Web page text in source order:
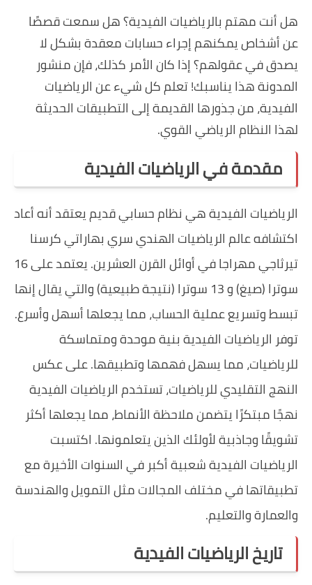
هل أنت مهتم بالرياضيات الفيدية؟ هل سمعت قصصًا
عن أشخاص يمكنهم إجراء حسابات معقدة بشكل لا
يصدق في عقولهم؟ إذا كان الأمر كذلك، فإن منشور
المدونة هذا يناسبك! تعلم كل شيء عن الرياضيات
الفيدية، من جذورها القديمة إلى التطبيقات الحديثة
لهذا النظام الرياضي القوي.
مقدمة في الرياضيات الفيدية
الرياضيات الفيدية هي نظام حسابي قديم يعتقد أنه أعاد
اكتشافه عالم الرياضيات الهندي سري بهاراتي كرسنا
تيرثاجي مهراجا في أوائل القرن العشرين. يعتمد على 16
سوترا (صيغ) و 13 سوترا (نتيجة طبيعية) والتي يقال إنها
تبسط وتسريع عملية الحساب، مما يجعلها أسهل وأسرع.
توفر الرياضيات الفيدية بنية موحدة ومتماسكة
للرياضيات، مما يسهل فهمها وتطبيقها. على عكس
النهج التقليدي للرياضيات، تستخدم الرياضيات الفيدية
نهجًا مبتكرًا يتضمن ملاحظة الأنماط، مما يجعلها أكثر
تشويقًا وجاذبية لأولئك الذين يتعلمونها. اكتسبت
الرياضيات الفيدية شعبية أكبر في السنوات الأخيرة مع
تطبيقاتها في مختلف المجالات مثل التمويل والهندسة
والعمارة والتعليم.
تاريخ الرياضيات الفيدية